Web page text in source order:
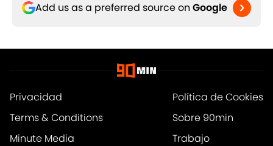
Add us as a preferred source on Google
Privacidad
Política de Cookies
Terms & Conditions
Sobre 90min
Minute Media
Trabajo